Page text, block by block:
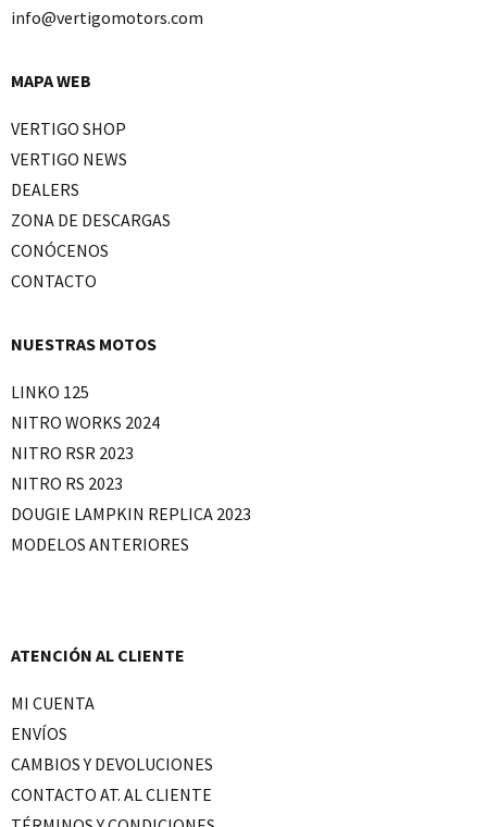
info@vertigomotors.com
MAPA WEB
VERTIGO SHOP
VERTIGO NEWS
DEALERS
ZONA DE DESCARGAS
CONÓCENOS
CONTACTO
NUESTRAS MOTOS
LINKO 125
NITRO WORKS 2024
NITRO RSR 2023
NITRO RS 2023
DOUGIE LAMPKIN REPLICA 2023
MODELOS ANTERIORES
ATENCIÓN AL CLIENTE
MI CUENTA
ENVÍOS
CAMBIOS Y DEVOLUCIONES
CONTACTO AT. AL CLIENTE